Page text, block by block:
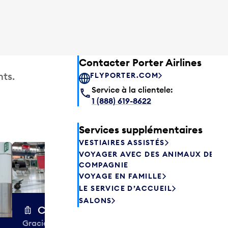
Chariots à bagages
Gracieuseté de la CIBC,
Excess
quelques
Contacter Porter Airlines
FLYPORTER.COM
Service à la clientele:
1 (888) 619-8622
Services supplémentaires
VESTIAIRES ASSISTÉS
VOYAGER AVEC DES ANIMAUX DE
COMPAGNIE
VOYAGE EN FAMILLE
LE SERVICE D’ACCUEIL
SALONS